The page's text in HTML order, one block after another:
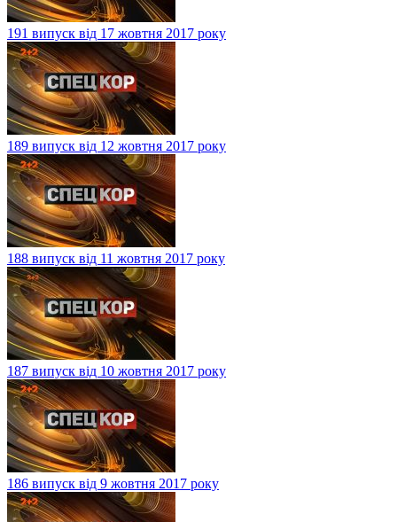
191 випуск від 17 жовтня 2017 року
189 випуск від 12 жовтня 2017 року
188 випуск від 11 жовтня 2017 року
187 випуск від 10 жовтня 2017 року
186 випуск від 9 жовтня 2017 року